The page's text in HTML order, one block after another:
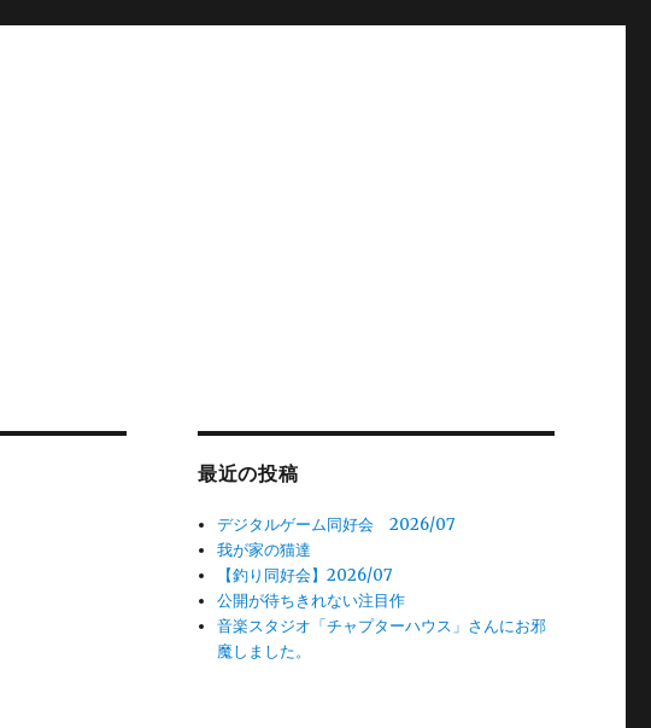
最近の投稿
デジタルゲーム同好会 2026/07
我が家の猫達
【釣り同好会】2026/07
公開が待ちきれない注目作
音楽スタジオ「チャプターハウス」さんにお邪
魔しました。